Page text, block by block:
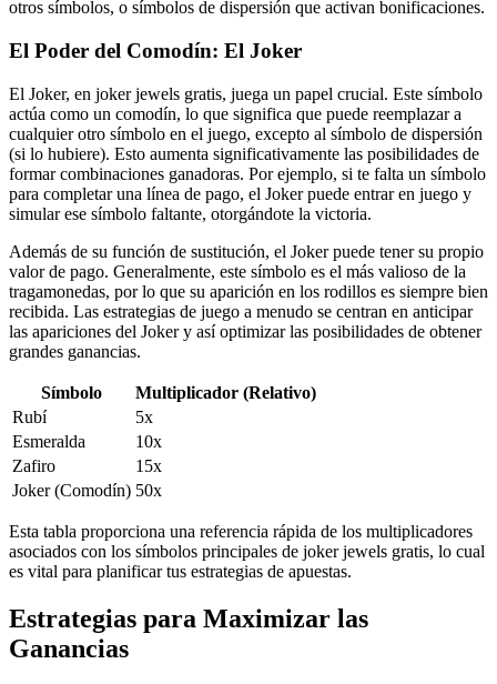
otros símbolos, o símbolos de dispersión que activan bonificaciones.
El Poder del Comodín: El Joker
El Joker, en joker jewels gratis, juega un papel crucial. Este símbolo
actúa como un comodín, lo que significa que puede reemplazar a
cualquier otro símbolo en el juego, excepto al símbolo de dispersión
(si lo hubiere). Esto aumenta significativamente las posibilidades de
formar combinaciones ganadoras. Por ejemplo, si te falta un símbolo
para completar una línea de pago, el Joker puede entrar en juego y
simular ese símbolo faltante, otorgándote la victoria.
Además de su función de sustitución, el Joker puede tener su propio
valor de pago. Generalmente, este símbolo es el más valioso de la
tragamonedas, por lo que su aparición en los rodillos es siempre bien
recibida. Las estrategias de juego a menudo se centran en anticipar
las apariciones del Joker y así optimizar las posibilidades de obtener
grandes ganancias.
Símbolo
Multiplicador (Relativo)
Rubí
5x
Esmeralda
10x
Zafiro
15x
Joker (Comodín) 50x
Esta tabla proporciona una referencia rápida de los multiplicadores
asociados con los símbolos principales de joker jewels gratis, lo cual
es vital para planificar tus estrategias de apuestas.
Estrategias para Maximizar las
Ganancias